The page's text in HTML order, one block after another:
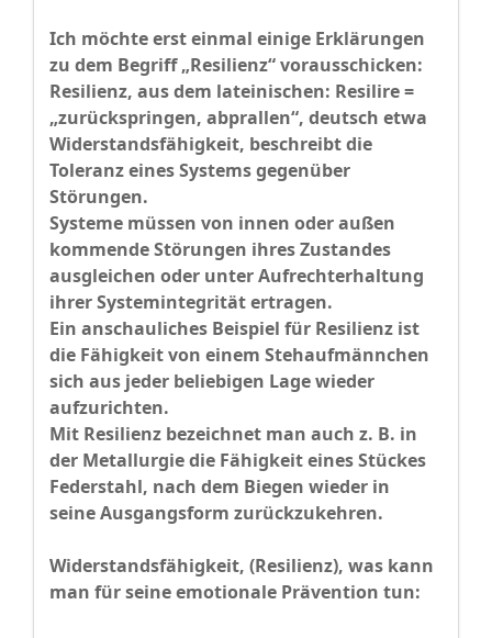
Ich möchte erst einmal einige Erklärungen
zu dem Begriff „Resilienz“ vorausschicken:
Resilienz, aus dem lateinischen: Resilire =
„zurückspringen, abprallen“, deutsch etwa
Widerstandsfähigkeit, beschreibt die
Toleranz eines Systems gegenüber
Störungen.
Systeme müssen von innen oder außen
kommende Störungen ihres Zustandes
ausgleichen oder unter Aufrechterhaltung
ihrer Systemintegrität ertragen.
Ein anschauliches Beispiel für Resilienz ist
die Fähigkeit von einem Stehaufmännchen
sich aus jeder beliebigen Lage wieder
aufzurichten.
Mit Resilienz bezeichnet man auch z. B. in
der Metallurgie die Fähigkeit eines Stückes
Federstahl, nach dem Biegen wieder in
seine Ausgangsform zurückzukehren.
Widerstandsfähigkeit, (Resilienz), was kann
man für seine emotionale Prävention tun: